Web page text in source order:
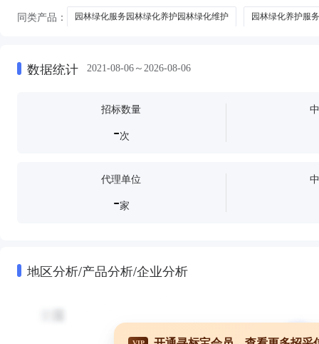
同类产品： 园林绿化服务园林绿化养护园林绿化维护 园林绿化养护服
数据统计 2021-08-06～2026-08-06
招标数量
-次
代理单位
-家
地区分析/产品分析/企业分析